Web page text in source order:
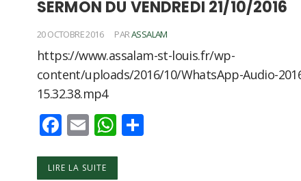
SERMON DU VENDREDI 21/10/2016
20 OCTOBRE 2016 PARASSALAM
https://www.assalam-st-louis.fr/wp-
content/uploads/2016/10/WhatsApp-Audio-
15.32.38.mp4
Facebook
EmailWhatsApp
LIRE LA SUITE